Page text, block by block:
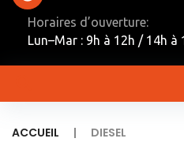
Horaires d’ouverture:
Lun–Mar : 9h à 12h / 14h à
ACCUEIL | DIESEL